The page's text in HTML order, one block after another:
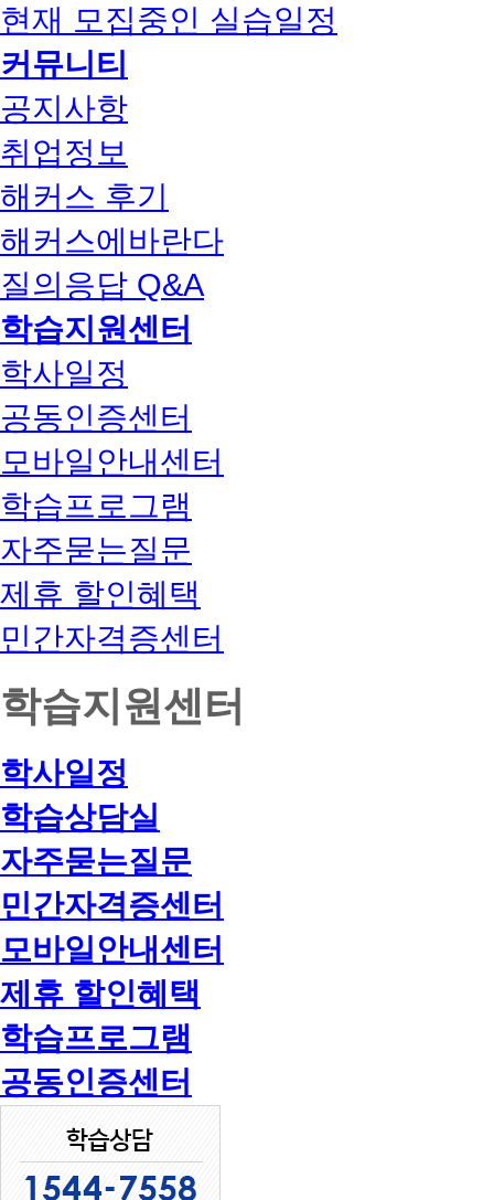
현재 모집중인 실습일정
커뮤니티
공지사항
취업정보
해커스 후기
해커스에바란다
질의응답 Q&A
학습지원센터
학사일정
공동인증센터
모바일안내센터
학습프로그램
자주묻는질문
제휴 할인혜택
민간자격증센터
학습지원센터
학사일정
학습상담실
자주묻는질문
민간자격증센터
모바일안내센터
제휴 할인혜택
학습프로그램
공동인증센터